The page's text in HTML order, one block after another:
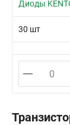
Диоды
30 шт